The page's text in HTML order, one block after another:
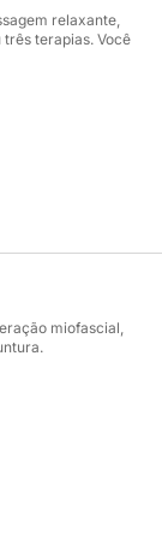
relaxante,
terapias. Você
miofascial,